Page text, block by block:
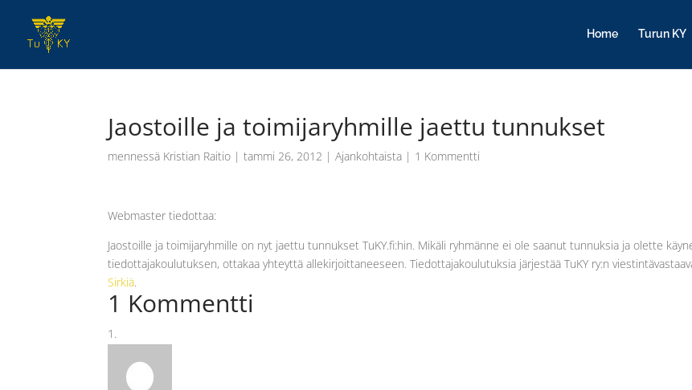
Home Turun KY
Jaostoille ja toimijaryhmille jaettu tunnukset
mennessä Kristian Raitio |tammi 26, 2012 |Ajankohtaista | 1 Kommentti
Webmaster tiedottaa:
Jaostoille ja toimijaryhmille on nyt jaettu tunnukset TuKY.fi:hin. Mikäli ryhmänne ei ole saanut tunnuksia ja olette
tiedottajakoulutuksen, ottakaa yhteyttä allekirjoittaneeseen. Tiedottajakoulutuksia järjestää TuKY ry:n
Sirkiä.
1 Kommentti